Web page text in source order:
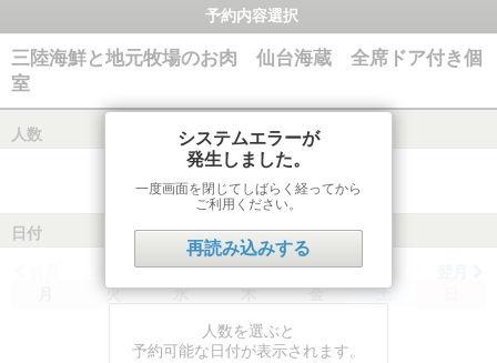
予約内容選択
三陸海鮮と地元牧場のお肉 仙台海蔵 全席ドア付き個
室
人数
日付
火 水 木 金 土
人数を選ぶと
予約可能な日付が表示されます。
システムエラーが
発生しました。
一度画面を閉じてしばらく経ってから
ご利用ください。
再読み込みする